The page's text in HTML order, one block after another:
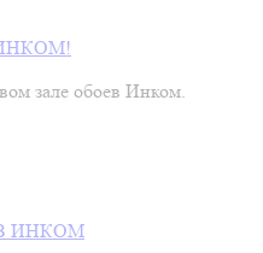
зале обоев Инком.
ИНКОМ